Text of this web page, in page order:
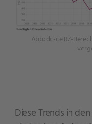
Abb.: dc-ce RZ-
Diese Trends in